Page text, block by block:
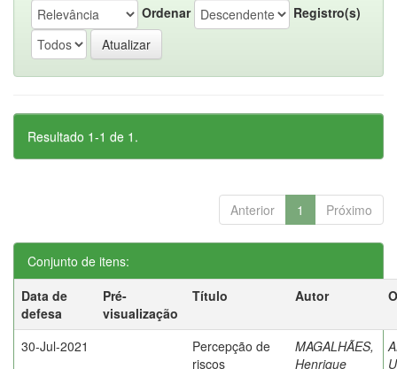
Ordenar
Registro(s)
Resultado 1-1 de 1.
Anterior 1 Próximo
Conjunto de itens:
Data de
defesa
Pré-
visualização
Título Autor
30-Jul-2021
Percepção de
riscos
MAGALHÃES,
Henrique